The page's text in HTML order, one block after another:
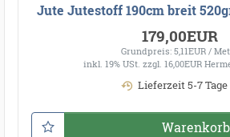
Jute Jutestoff 190cm breit
179,00EUR
Grundpreis: 5,11EUR /
inkl. 19% USt. zzgl. 16,00EUR
Lieferzeit 5-7 Tage
Warenkorb